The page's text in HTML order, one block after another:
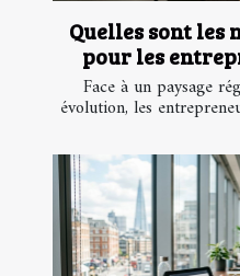
Quelles sont les
pour les
Face à un paysage
évolution, les